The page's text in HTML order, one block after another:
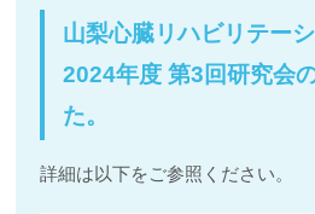
山梨心臓リハビリテー
2024年度 第3回研究会
た。
詳細は以下をご参照ください。